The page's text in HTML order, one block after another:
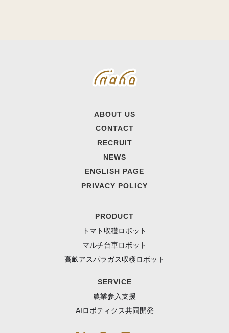
ABOUT US
CONTACT
RECRUIT
NEWS
ENGLISH PAGE
PRIVACY POLICY
PRODUCT
トマト収穫ロボット
マルチ台車ロボット
高畝アスパラガス収穫ロボット
SERVICE
農業参入支援
AIロボティクス共同開発